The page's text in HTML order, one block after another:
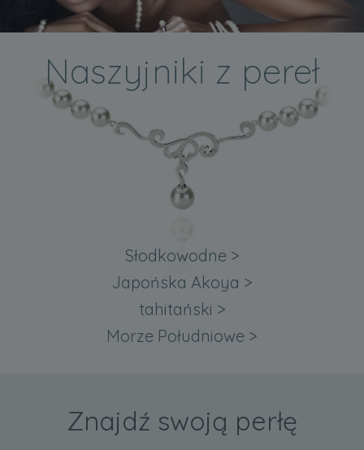
Słodkowodne >
Japońska Akoya >
tahitański >
Morze Południowe >
Naszyjniki z pereł
Znajdź swoją perłę